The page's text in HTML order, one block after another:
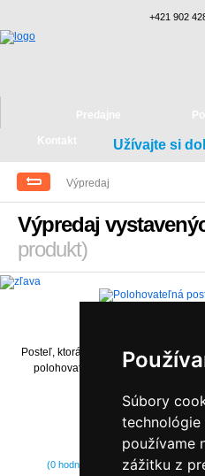
Súbory
technológie
používame
zážitku z
Užívajte si
Výpredaj
Výpredaj
produkt)
Posteľ, ktorá je synonymum luxusu.
polohovateľných postelí na trhu a
(0 hodnotení)
4.104,00 €
8.208,00 €
+421 902
Predajne
Kontakt